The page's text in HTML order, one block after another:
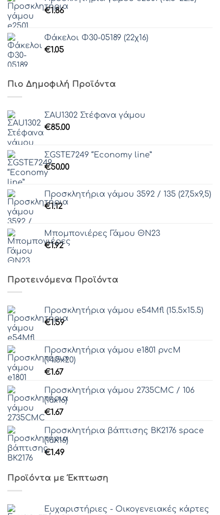
€1.86
Φάκελοι Φ30-05189 (22χ16)
€1.05
Πιο Δημοφιλή Προϊόντα
ΣAU1302 Στέφανα γάμου
€85.00
ΣGSTE7249 “Economy line”
€50.00
Προσκλητήρια γάμου 3592 / 135 (27,5x9,5)
€1.12
Μπομπονιέρες Γάμου ΘΝ23
€1.92
Προτεινόμενα Προϊόντα
Προσκλητήρια γάμου e54Μfl (15.5x15.5)
€1.59
Προσκλητήρια γάμου e1801 pvcM
(14.5x20)
€1.67
Προσκλητήρια γάμου 2735CMC / 106
(16x16)
€1.67
Προσκλητήρια βάπτισης ΒΚ2176 space
(16Χ16)
€1.49
Προϊόντα με Έκπτωση
Ευχαριστήριες - Οικογενειακές κάρτες